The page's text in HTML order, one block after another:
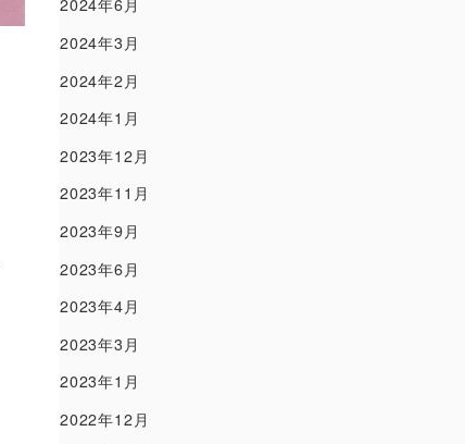
2024年6月
2024年3月
2024年2月
2024年1月
2023年12月
2023年11月
2023年9月
2023年6月
2023年4月
2023年3月
2023年1月
2022年12月